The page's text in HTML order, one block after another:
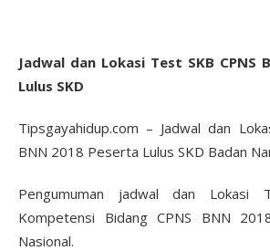
Jadwal dan Lokasi Test SKB CPNS
Lulus SKD
Tipsgayahidup.com – Jadwal dan
BNN 2018 Peserta Lulus SKD Badan
Pengumuman jadwal dan Lokasi
Kompetensi Bidang CPNS BNN
Nasional.